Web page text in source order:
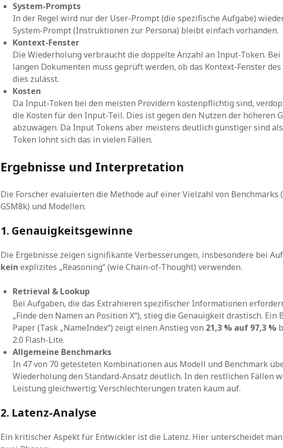
System-Prompts
In der Regel wird nur der User-Prompt (die spezifische Aufgabe)
System-Prompt (Instruktionen zur Persona) bleibt einfach vorhanden.
Kontext-Fenster
Die Wiederholung verbraucht die doppelte Anzahl an Input-Token. Bei
langen Dokumenten muss geprüft werden, ob das Kontext-Fenster
dies zulässt.
Kosten
Da Input-Token bei den meisten Providern kostenpflichtig sind,
die Kosten für den Input-Teil. Dies ist gegen den Nutzen der höheren
abzuwägen. Da Input Tokens aber meistens deutlich günstiger sind
Token lohnt sich das in vielen Fällen.
Ergebnisse und Interpretation
Die Forscher evaluierten die Methode auf einer Vielzahl von Benchmarks
GSM8k) und Modellen.
1. Genauigkeitsgewinne
Die Ergebnisse zeigen signifikante Verbesserungen, insbesondere bei
kein explizites „Reasoning“ (wie Chain-of-Thought) verwenden.
Retrieval & Lookup
Bei Aufgaben, die das Extrahieren spezifischer Informationen
„Finde den Namen an Position X“), stieg die Genauigkeit drastisch. Ein
Paper (Task „NameIndex“) zeigt einen Anstieg von 21,3 % auf 97,3 %
2.0 Flash-Lite.
Allgemeine Benchmarks
In 47 von 70 getesteten Kombinationen aus Modell und Benchmark
Wiederholung den Standard-Ansatz deutlich. In den restlichen Fällen
Leistung gleichwertig; Verschlechterungen traten kaum auf.
2. Latenz-Analyse
Ein kritischer Aspekt für Entwickler ist die Latenz. Hier unterscheidet